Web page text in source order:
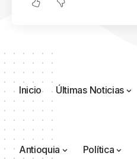
Inicio Últimas Noticias
Antioquia Política